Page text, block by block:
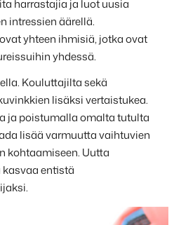
harrastajia ja luot uusia
intressien äärellä.
yhteen ihmisiä, jotka ovat
yhdessä.
Kouluttajilta sekä
lisäksi vertaistukea.
ja poistumalla omalta tutulta
lisää varmuutta vaihtuvien
kohtaamiseen. Uutta
entistä